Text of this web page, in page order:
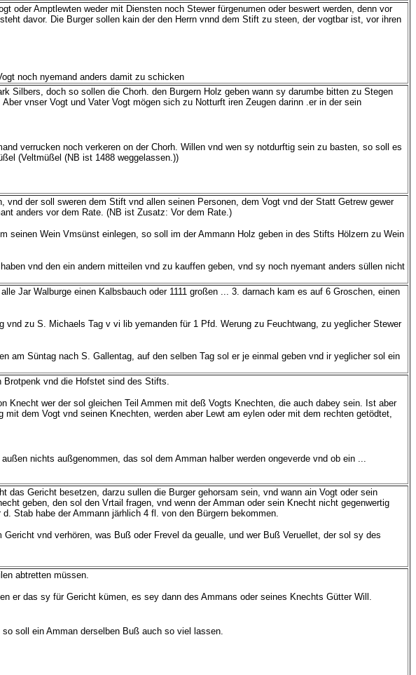
oder Amptlewten weder mit Diensten noch Stewer fürgenumen oder beswert werden, denn vor
davor. Die Burger sollen kain der den Herrn vnnd dem Stift zu steen, der vogtbar ist, vor ihren
noch nyemand anders damit zu schicken
Silbers, doch so sollen die Chorh. den Burgern Holz geben wann sy darumbe bitten zu Stegen
vnser Vogt und Vater Vogt mögen sich zu Notturft iren Zeugen darinn .er in der sein
verrucken noch verkeren on der Chorh. Willen vnd wen sy notdurftig sein zu basten, so soll es
(Veltmüßel (NB ist 1488 weggelassen.))
der soll sweren dem Stift vnd allen seinen Personen, dem Vogt vnd der Statt Getrew gewer
anders vor dem Rate. (NB ist Zusatz: Vor dem Rate.)
seinen Wein Vmsünst einlegen, so soll im der Ammann Holz geben in des Stifts Hölzern zu Wein
vnd den ein andern mitteilen vnd zu kauffen geben, vnd sy noch nyemant anders süllen nicht
Jar Walburge einen Kalbsbauch oder 1111 großen ... 3. darnach kam es auf 6 Groschen, einen
zu S. Michaels Tag v vi lib yemanden für 1 Pfd. Werung zu Feuchtwang, zu yeglicher Stewer
am Süntag nach S. Gallentag, auf den selben Tag sol er je einmal geben vnd ir yeglicher sol ein
vnd die Hofstet sind des Stifts.
Knecht wer der sol gleichen Teil Ammen mit deß Vogts Knechten, die auch dabey sein. Ist aber
dem Vogt vnd seinen Knechten, werden aber Lewt am eylen oder mit dem rechten getödtet,
nichts außgenommen, das sol dem Amman halber werden ongeverde vnd ob ein ...
das Gericht besetzen, darzu sullen die Burger gehorsam sein, vnd wann ain Vogt oder sein
geben, den sol den Vrtail fragen, vnd wenn der Amman oder sein Knecht nicht gegenwertig
Stab habe der Ammann järhlich 4 fl. von den Bürgern bekommen.
vnd verhören, was Buß oder Frevel da geualle, und wer Buß Veruellet, der sol sy des
abtretten müssen.
er das sy für Gericht kümen, es sey dann des Ammans oder seines Knechts Gütter Will.
soll ein Amman derselben Buß auch so viel lassen.